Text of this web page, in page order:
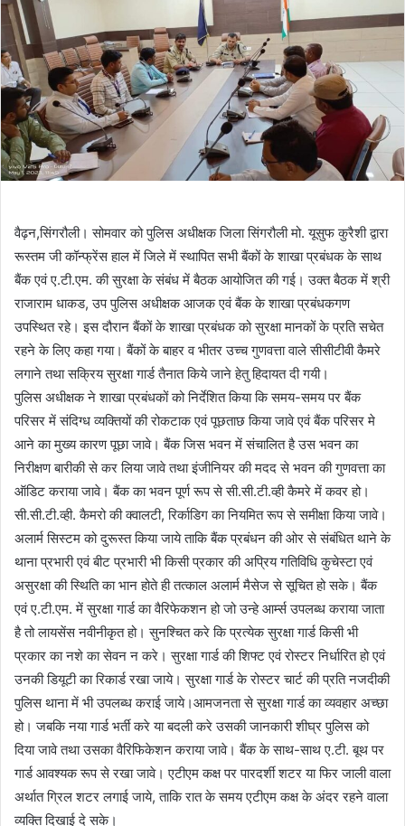
वैढ़न,सिंगरौली। सोमवार को पुलिस अधीक्षक जिला सिंगरौली मो. यूसुफ कुरैशी द्वारा
रूस्तम जी कॉन्फ्रेंस हाल में जिले में स्थापित सभी बैंकों के शाखा प्रबंधक के साथ
बैंक एवं ए.टी.एम. की सुरक्षा के संबंध में बैठक आयोजित की गई। उक्त बैठक में श्री
राजाराम धाकड, उप पुलिस अधीक्षक आजक एवं बैंक के शाखा प्रबंधकगण
उपस्थित रहे। इस दौरान बैंकों के शाखा प्रबंधक को सुरक्षा मानकों के प्रति सचेत
रहने के लिए कहा गया। बैंकों के बाहर व भीतर उच्च गुणवत्ता वाले सीसीटीवी कैमरे
लगाने तथा सक्रिय सुरक्षा गार्ड तैनात किये जाने हेतु हिदायत दी गयी।
पुलिस अधीक्षक ने शाखा प्रबंधकों को निर्देशित किया कि समय-समय पर बैंक
परिसर में संदिग्ध व्यक्तियों की रोकटाक एवं पूछताछ किया जावे एवं बैंक परिसर मे
आने का मुख्य कारण पूछा जावे। बैंक जिस भवन में संचालित है उस भवन का
निरीक्षण बारीकी से कर लिया जावे तथा इंजीनियर की मदद से भवन की गुणवत्ता का
ऑडिट कराया जावे। बैंक का भवन पूर्ण रूप से सी.सी.टी.व्ही कैमरे में कवर हो।
सी.सी.टी.व्ही. कैमरो की क्वालटी, रिर्काडिग का नियमित रूप से समीक्षा किया जावे।
अलार्म सिस्टम को दुरूस्त किया जाये ताकि बैंक प्रबंधन की ओर से संबंधित थाने के
थाना प्रभारी एवं बीट प्रभारी भी किसी प्रकार की अप्रिय गतिविधि कुचेस्टा एवं
असुरक्षा की स्थिति का भान होते ही तत्काल अलार्म मैसेज से सूचित हो सके। बैंक
एवं ए.टी.एम. में सुरक्षा गार्ड का वैरिफेकशन हो जो उन्हे आर्म्स उपलब्ध कराया जाता
है तो लायसेंस नवीनीकृत हो। सुनश्चित करे कि प्रत्येक सुरक्षा गार्ड किसी भी
प्रकार का नशे का सेवन न करे। सुरक्षा गार्ड की शिफ्ट एवं रोस्टर निर्धारित हो एवं
उनकी डियूटी का रिकार्ड रखा जाये। सुरक्षा गार्ड के रोस्टर चार्ट की प्रति नजदीकी
पुलिस थाना में भी उपलब्ध कराई जाये।आमजनता से सुरक्षा गार्ड का व्यवहार अच्छा
हो। जबकि नया गार्ड भर्ती करे या बदली करे उसकी जानकारी शीघ्र पुलिस को
दिया जावे तथा उसका वैरिफिकेशन कराया जावे। बैंक के साथ-साथ ए.टी. बूथ पर
गार्ड आवश्यक रूप से रखा जावे। एटीएम कक्ष पर पारदर्शी शटर या फिर जाली वाला
अर्थात ग्रिल शटर लगाई जाये, ताकि रात के समय एटीएम कक्ष के अंदर रहने वाला
व्यक्ति दिखाई दे सके।